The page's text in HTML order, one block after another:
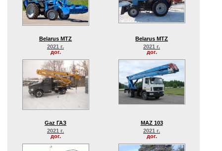
Belarus MTZ
2021 г.
дог.
Belarus MTZ
2021 г.
дог.
Gaz ГАЗ
2021 г.
дог.
MAZ 103
2021 г.
дог.